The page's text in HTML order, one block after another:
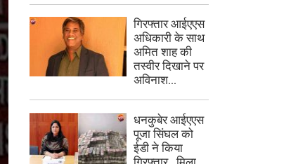
गिरफ्तार आईएएस
अधिकारी के साथ
अमित शाह की
तस्वीर दिखाने पर
अविनाश...
धनकुबेर आईएएस
पूजा सिंघल को
ईडी ने किया